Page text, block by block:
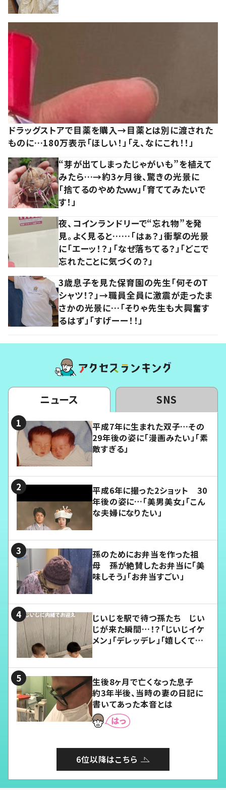
ドラッグストアで目薬を購入→目薬とは別に渡された
ものに…180万表示「ほしい！」「え、なにこれ！！」
“芽が出てしまったじゃがいも”を植えて
みたら…→約3ヶ月後、驚きの光景に
「捨てるのやめたｗｗ」「育ててみたいで
す！」
夜、コインランドリーで“忘れ物”を発
見。よく見ると……「はぁ？」衝撃の光景
に「エーッ！？」「なぜ落ちてる？」「どこで
忘れたことに気づくの？」
3歳息子を見た保育園の先生「何そのT
シャツ！？」→職員全員に激震が走ったま
さかの光景に…「そりゃ先生も大興奮す
るはず」「すげーー！！」
ニュース SNS
平成7年に生まれた双子…その
29年後の姿に「漫画みたい」「素
敵すぎる」
平成6年に撮った2ショット 30
年後の姿に…「美男美女」「こん
な夫婦になりたい」
孫のためにお弁当を作った祖
母 孫が絶賛したお弁当に「美
味しそう」「お弁当すごい」
じいじを駅で待つ孫たち じい
じが来た瞬間…！？「じいじイケ
メン」「デレッデレ」「嬉しくて可
生後8ヶ月で亡くなった息子
約3年半後、当時の妻の日記に
書いてあった本音とは
6位以降はこちら